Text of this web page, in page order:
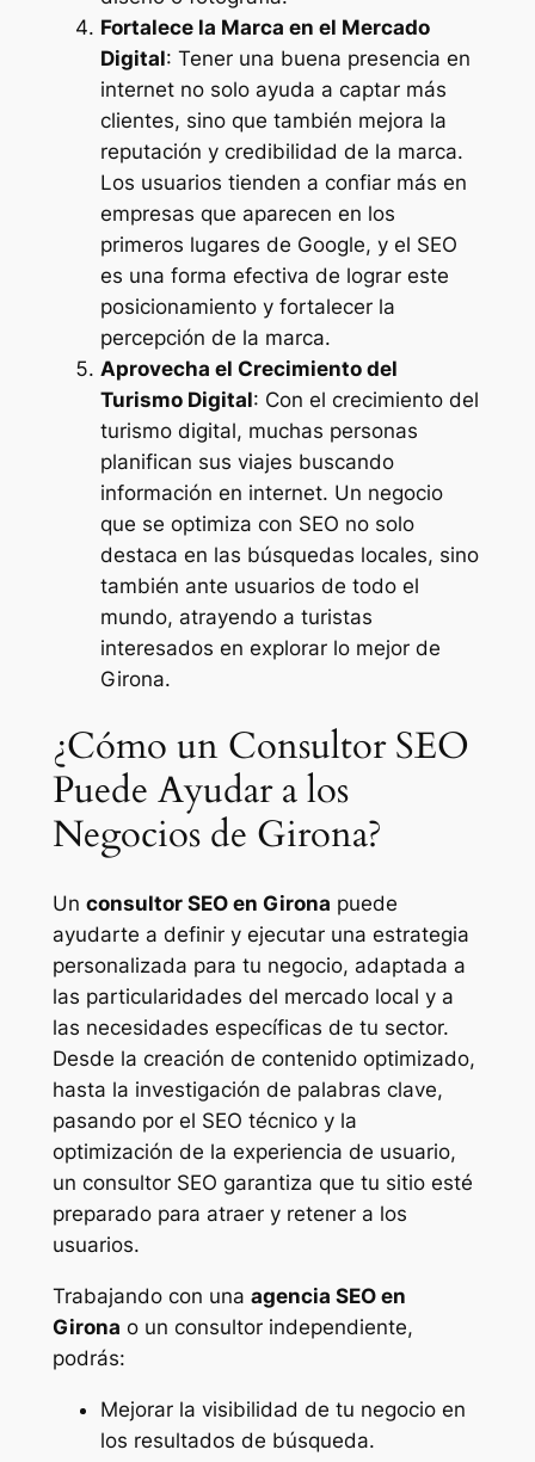
Fortalece la Marca en el Mercado
Digital: Tener una buena presencia en
internet no solo ayuda a captar más
clientes, sino que también mejora la
reputación y credibilidad de la marca.
Los usuarios tienden a confiar más en
empresas que aparecen en los
primeros lugares de Google, y el SEO
es una forma efectiva de lograr este
posicionamiento y fortalecer la
percepción de la marca.
Aprovecha el Crecimiento del
Turismo Digital: Con el crecimiento del
turismo digital, muchas personas
planifican sus viajes buscando
información en internet. Un negocio
que se optimiza con SEO no solo
destaca en las búsquedas locales, sino
también ante usuarios de todo el
mundo, atrayendo a turistas
interesados en explorar lo mejor de
Girona.
¿Cómo un Consultor SEO
Puede Ayudar a los
Negocios de Girona?
Un consultor SEO en Girona puede
ayudarte a definir y ejecutar una estrategia
personalizada para tu negocio, adaptada a
las particularidades del mercado local y a
las necesidades específicas de tu sector.
Desde la creación de contenido optimizado,
hasta la investigación de palabras clave,
pasando por el SEO técnico y la
optimización de la experiencia de usuario,
un consultor SEO garantiza que tu sitio esté
preparado para atraer y retener a los
usuarios.
Trabajando con una agencia SEO en
Girona o un consultor independiente,
podrás:
Mejorar la visibilidad de tu negocio en
los resultados de búsqueda.